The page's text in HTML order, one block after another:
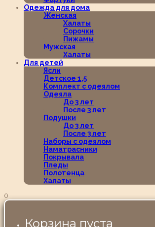
Одежда для дома
Женская
Халаты
Сорочки
Пижамы
Мужская
Халаты
Для детей
Ясли
Детское 1,5
Комплект с одеялом
Одеяла
До 3 лет
После 3 лет
Подушки
До 3 лет
После 3 лет
Наборы с одеялом
Наматрасники
Покрывала
Пледы
Полотенца
Халаты
0
Корзина пуста